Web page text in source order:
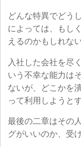
どんな特異でどう
によっては、もし
えるのかもしれない
入社した会社を尽
いう不幸な能力は
ないが、どこかを
って利用しようと
最後の二章はその
グがいいのか、受